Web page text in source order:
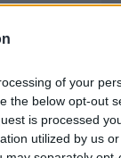
of your
the below opt-out
is processed
utilized by us
κόσμου, ο
καθώς το
αιτία